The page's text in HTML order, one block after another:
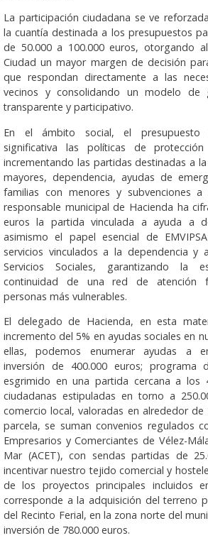
La participación ciudadana se ve
la cuantía destinada a los presupuestos
de 50.000 a 100.000 euros, otorgando
Ciudad un mayor margen de decisión
que respondan directamente a las
vecinos y consolidando un modelo de
transparente y participativo.
En el ámbito social, el presupuesto
significativa las políticas de
incrementando las partidas destinadas a
mayores, dependencia, ayudas de
familias con menores y subvenciones a
responsable municipal de Hacienda ha
euros la partida vinculada a ayuda a
asimismo el papel esencial de
servicios vinculados a la dependencia y
Servicios Sociales, garantizando la
continuidad de una red de atención
personas más vulnerables.
El delegado de Hacienda, en esta
incremento del 5% en ayudas sociales en
ellas, podemos enumerar ayudas a
inversión de 400.000 euros; programa
esgrimido en una partida cercana a los
ciudadanas estipuladas en torno a
comercio local, valoradas en alrededor de
parcela, se suman convenios regulados
Empresarios y Comerciantes de Vélez-
Mar (ACET), con sendas partidas de
incentivar nuestro tejido comercial y
de los proyectos principales incluidos
corresponde a la adquisición del terreno
del Recinto Ferial, en la zona norte del
inversión de 780.000 euros.